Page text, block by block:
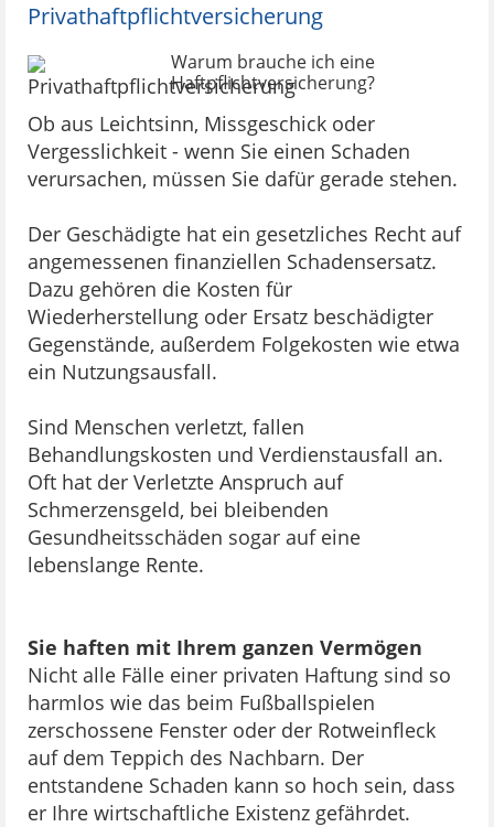
Privathaftpflichtversicherung
Warum brauche ich eine
Haftpflichtversicherung?
Ob aus Leichtsinn, Missgeschick oder
Vergesslichkeit - wenn Sie einen Schaden
verursachen, müssen Sie dafür gerade stehen.
Der Geschädigte hat ein gesetzliches Recht auf
angemessenen finanziellen Schadensersatz.
Dazu gehören die Kosten für
Wiederherstellung oder Ersatz beschädigter
Gegenstände, außerdem Folgekosten wie etwa
ein Nutzungsausfall.
Sind Menschen verletzt, fallen
Behandlungskosten und Verdienstausfall an.
Oft hat der Verletzte Anspruch auf
Schmerzensgeld, bei bleibenden
Gesundheitsschäden sogar auf eine
lebenslange Rente.
Sie haften mit Ihrem ganzen Vermögen
Nicht alle Fälle einer privaten Haftung sind so
harmlos wie das beim Fußballspielen
zerschossene Fenster oder der Rotweinfleck
auf dem Teppich des Nachbarn. Der
entstandene Schaden kann so hoch sein, dass
er Ihre wirtschaftliche Existenz gefährdet.